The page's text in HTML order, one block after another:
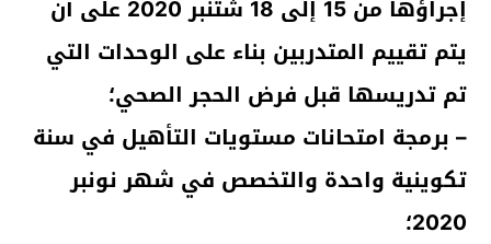
إجراؤها من 15 إلى 18 شتنبر 2020 على أن
يتم تقييم المتدربين بناء على الوحدات التي
تم تدريسها قبل فرض الحجر الصحي؛
– برمجة امتحانات مستويات التأهيل في سنة
تكوينية واحدة والتخصص في شهر نونبر
2020؛